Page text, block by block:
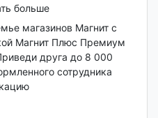
больше
магазинов Магнит с
Магнит Плюс Премиум
друга до 8 000
сотрудника